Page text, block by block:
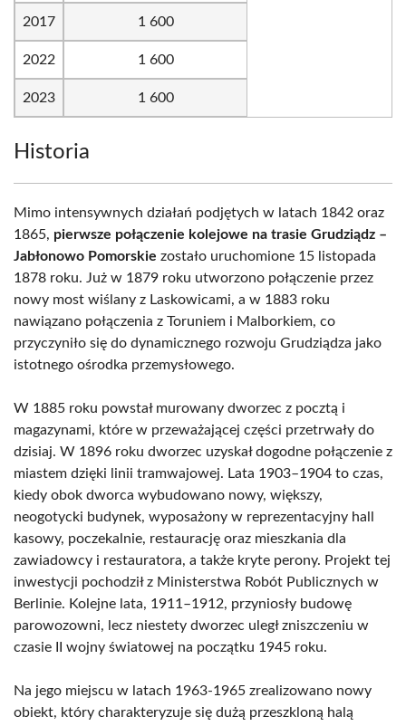
2017 1 600
2022 1 600
2023 1 600
Historia
Mimo intensywnych działań podjętych w latach 1842 oraz
1865, pierwsze połączenie kolejowe na trasie Grudziądz –
Jabłonowo Pomorskie zostało uruchomione 15 listopada
1878 roku. Już w 1879 roku utworzono połączenie przez
nowy most wiślany z Laskowicami, a w 1883 roku
nawiązano połączenia z Toruniem i Malborkiem, co
przyczyniło się do dynamicznego rozwoju Grudziądza jako
istotnego ośrodka przemysłowego.
W 1885 roku powstał murowany dworzec z pocztą i
magazynami, które w przeważającej części przetrwały do
dzisiaj. W 1896 roku dworzec uzyskał dogodne połączenie z
miastem dzięki linii tramwajowej. Lata 1903–1904 to czas,
kiedy obok dworca wybudowano nowy, większy,
neogotycki budynek, wyposażony w reprezentacyjny hall
kasowy, poczekalnie, restaurację oraz mieszkania dla
zawiadowcy i restauratora, a także kryte perony. Projekt tej
inwestycji pochodził z Ministerstwa Robót Publicznych w
Berlinie. Kolejne lata, 1911–1912, przyniosły budowę
parowozowni, lecz niestety dworzec uległ zniszczeniu w
czasie II wojny światowej na początku 1945 roku.
Na jego miejscu w latach 1963-1965 zrealizowano nowy
obiekt, który charakteryzuje się dużą przeszkloną halą